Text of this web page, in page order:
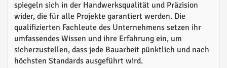
spiegeln sich in der Handwerksqualität und Präzision
wider, die für alle Projekte garantiert werden. Die
qualifizierten Fachleute des Unternehmens setzen ihr
umfassendes Wissen und ihre Erfahrung ein, um
sicherzustellen, dass jede Bauarbeit pünktlich und nach
höchsten Standards ausgeführt wird.